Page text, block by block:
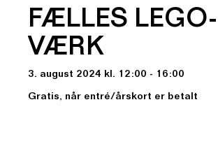
FÆLLES LEGO-
VÆRK
3. august 2024 kl. 12:00 - 16:00
Gratis, når entré/årskort er betalt